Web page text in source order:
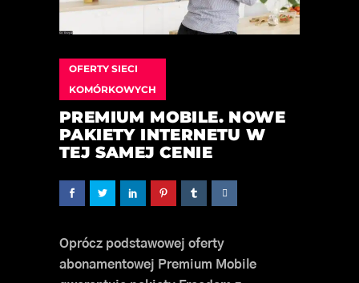
OFERTY SIECI
KOMÓRKOWYCH
PREMIUM MOBILE. NOWE
PAKIETY INTERNETU W
TEJ SAMEJ CENIE
Oprócz podstawowej oferty
abonamentowej Premium Mobile